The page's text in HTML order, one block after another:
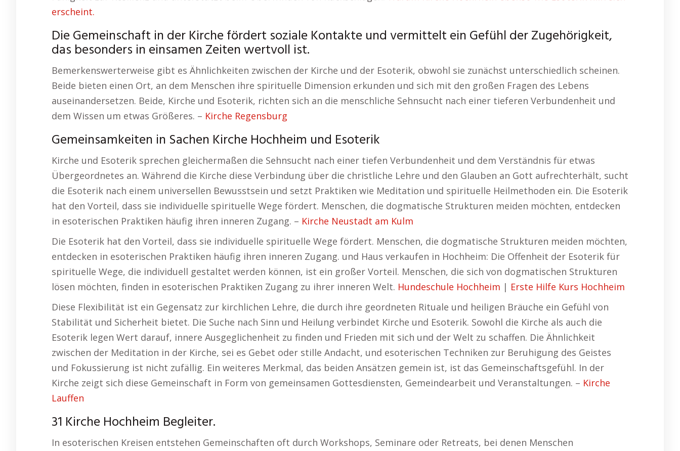
erscheint.
Die Gemeinschaft in der Kirche fördert soziale Kontakte und vermittelt ein Gefühl der Zugehörigkeit,
das besonders in einsamen Zeiten wertvoll ist.
Bemerkenswerterweise gibt es Ähnlichkeiten zwischen der Kirche und der Esoterik, obwohl sie zunächst unterschiedlich scheinen.
Beide bieten einen Ort, an dem Menschen ihre spirituelle Dimension erkunden und sich mit den großen Fragen des Lebens
auseinandersetzen. Beide, Kirche und Esoterik, richten sich an die menschliche Sehnsucht nach einer tieferen Verbundenheit und
dem Wissen um etwas Größeres. – Kirche Regensburg
Gemeinsamkeiten in Sachen Kirche Hochheim und Esoterik
Kirche und Esoterik sprechen gleichermaßen die Sehnsucht nach einer tiefen Verbundenheit und dem Verständnis für etwas
Übergeordnetes an. Während die Kirche diese Verbindung über die christliche Lehre und den Glauben an Gott aufrechterhält, sucht
die Esoterik nach einem universellen Bewusstsein und setzt Praktiken wie Meditation und spirituelle Heilmethoden ein. Die Esoterik
hat den Vorteil, dass sie individuelle spirituelle Wege fördert. Menschen, die dogmatische Strukturen meiden möchten, entdecken
in esoterischen Praktiken häufig ihren inneren Zugang. – Kirche Neustadt am Kulm
Die Esoterik hat den Vorteil, dass sie individuelle spirituelle Wege fördert. Menschen, die dogmatische Strukturen meiden möchten,
entdecken in esoterischen Praktiken häufig ihren inneren Zugang. und Haus verkaufen in Hochheim: Die Offenheit der Esoterik für
spirituelle Wege, die individuell gestaltet werden können, ist ein großer Vorteil. Menschen, die sich von dogmatischen Strukturen
lösen möchten, finden in esoterischen Praktiken Zugang zu ihrer inneren Welt. Hundeschule Hochheim | Erste Hilfe Kurs Hochheim
Diese Flexibilität ist ein Gegensatz zur kirchlichen Lehre, die durch ihre geordneten Rituale und heiligen Bräuche ein Gefühl von
Stabilität und Sicherheit bietet. Die Suche nach Sinn und Heilung verbindet Kirche und Esoterik. Sowohl die Kirche als auch die
Esoterik legen Wert darauf, innere Ausgeglichenheit zu finden und Frieden mit sich und der Welt zu schaffen. Die Ähnlichkeit
zwischen der Meditation in der Kirche, sei es Gebet oder stille Andacht, und esoterischen Techniken zur Beruhigung des Geistes
und Fokussierung ist nicht zufällig. Ein weiteres Merkmal, das beiden Ansätzen gemein ist, ist das Gemeinschaftsgefühl. In der
Kirche zeigt sich diese Gemeinschaft in Form von gemeinsamen Gottesdiensten, Gemeindearbeit und Veranstaltungen. – Kirche
Lauffen
31 Kirche Hochheim Begleiter.
In esoterischen Kreisen entstehen Gemeinschaften oft durch Workshops, Seminare oder Retreats, bei denen Menschen